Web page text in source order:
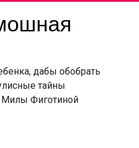
дабы обобрать
тайны
Фиготиной